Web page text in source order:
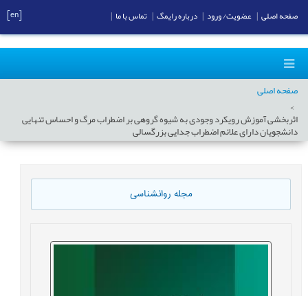
صفحه اصلی
اثربخشی آموزش رویکرد وجودی به شیوه گروهی بر اضطراب مرگ و احساس تنهایی
دانشجویان دارای علائم اضطراب جدایی بزرگسالی
مجله روانشناسی
صفحه اصلی عضویت/ ورود درباره رایمگ تماس با ما